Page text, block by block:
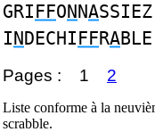
GRIFFONNA
INDECHIFFRA
Pages : 1 2
Liste conforme à la
scrabble.